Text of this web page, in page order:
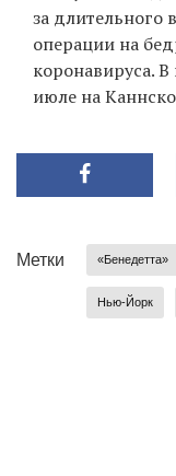
за длительного
операции на
коронавируса.
июле на
Метки «Бенедетта»
Нью-Йорк